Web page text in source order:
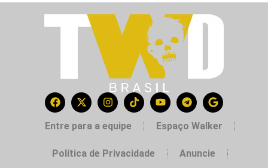
Entre para a equipe Espaço Walker
Política de Privacidade Anuncie